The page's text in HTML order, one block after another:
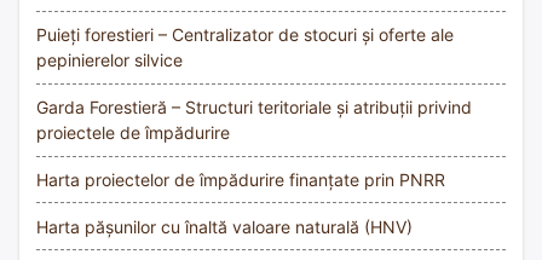
Puieți forestieri – Centralizator de stocuri și oferte ale
pepinierelor silvice
Garda Forestieră – Structuri teritoriale și atribuții privind
proiectele de împădurire
Harta proiectelor de împădurire finanțate prin PNRR
Harta pășunilor cu înaltă valoare naturală (HNV)